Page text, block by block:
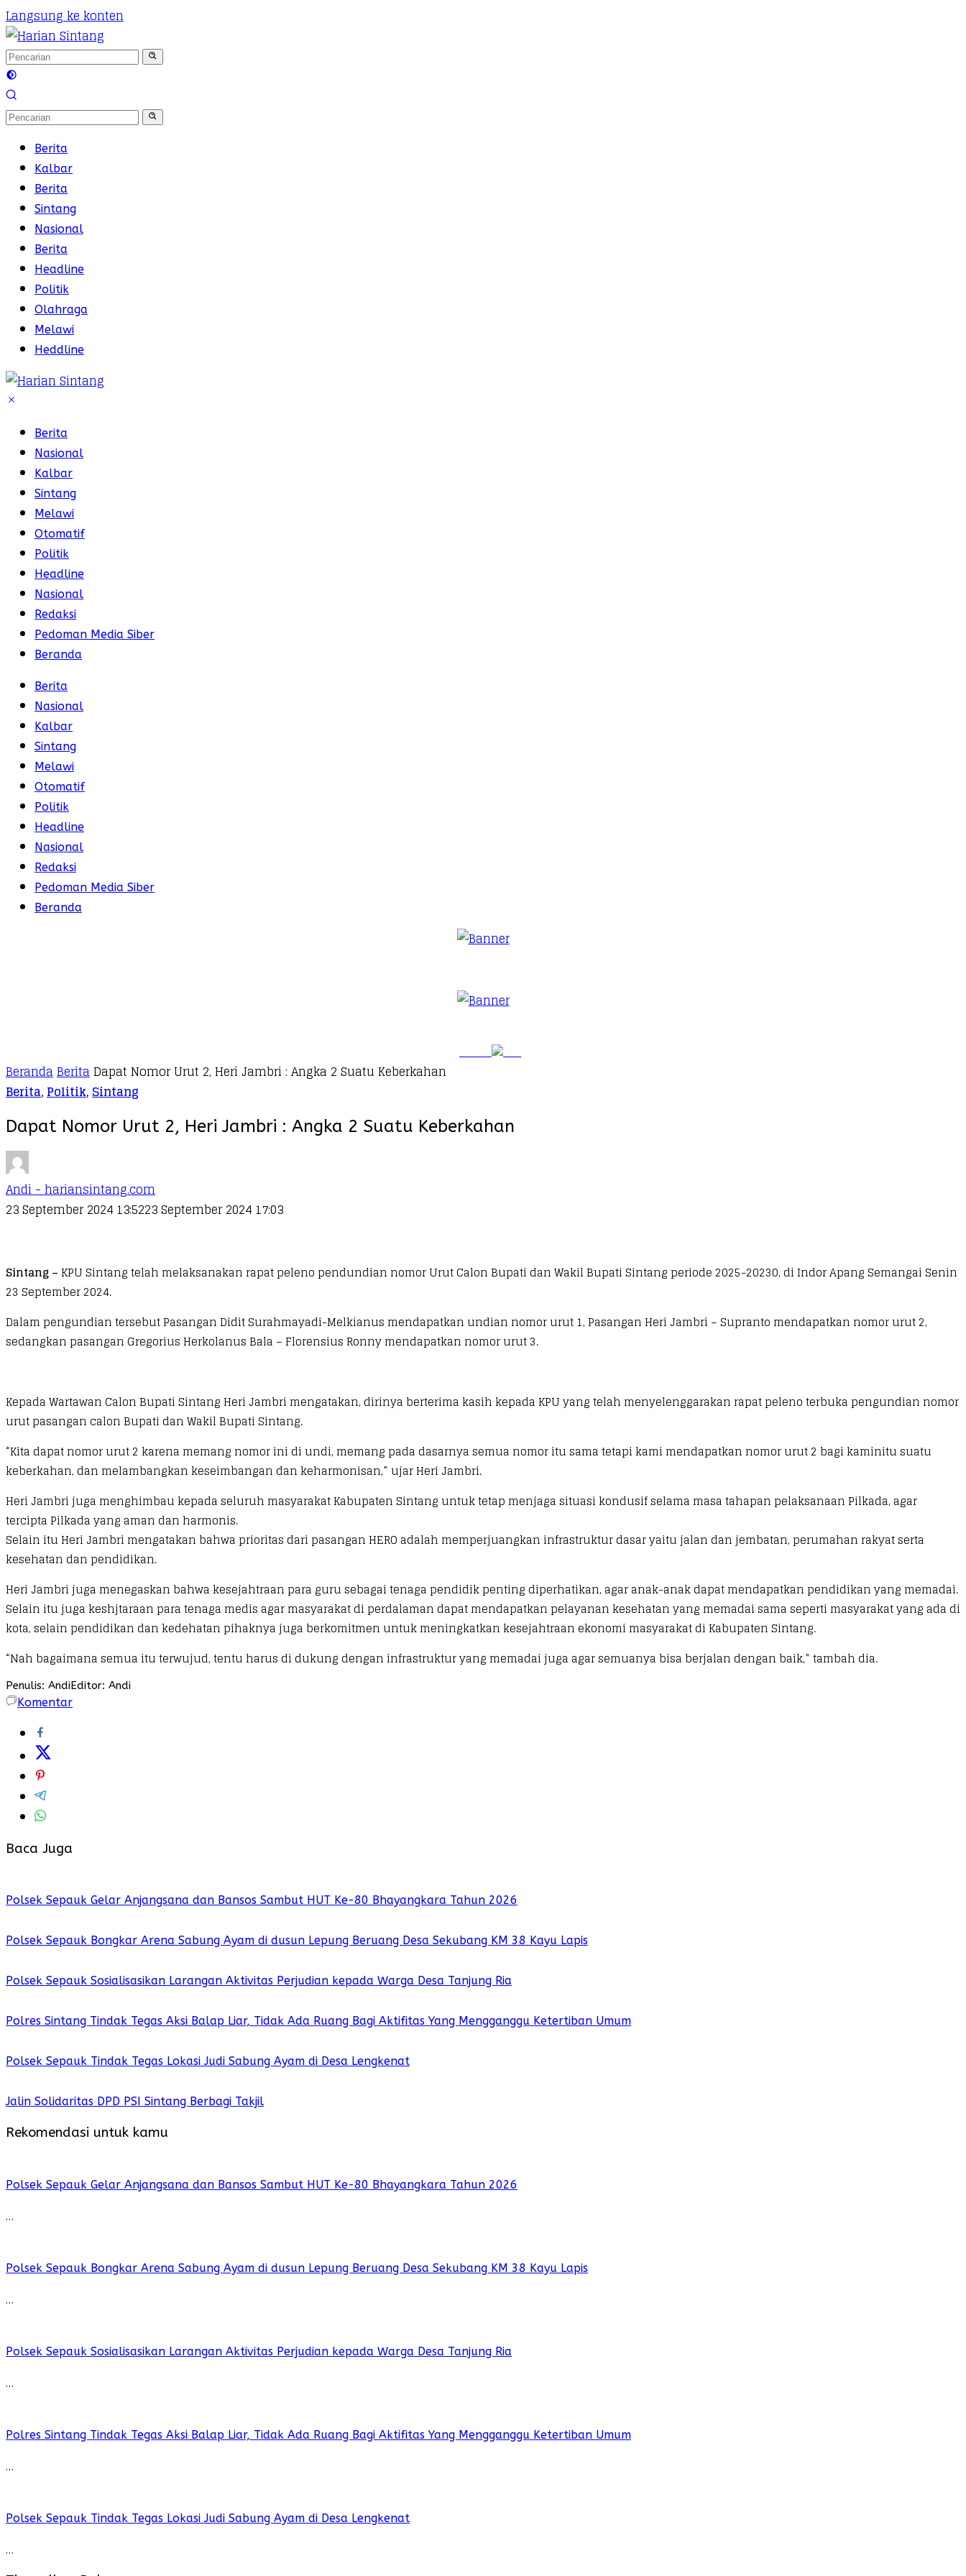
Langsung ke konten
Berita
Kalbar
Berita
Sintang
Nasional
Berita
Headline
Politik
Olahraga
Melawi
Heddline
Berita
Nasional
Kalbar
Sintang
Melawi
Otomatif
Politik
Headline
Nasional
Redaksi
Pedoman Media Siber
Beranda
Berita
Nasional
Kalbar
Sintang
Melawi
Otomatif
Politik
Headline
Nasional
Redaksi
Pedoman Media Siber
Beranda
BerandaBeritaDapat Nomor Urut 2, Heri Jambri : Angka 2 Suatu Keberkahan
Berita,Politik,Sintang
Dapat Nomor Urut 2, Heri Jambri : Angka 2 Suatu Keberkahan
Andi - hariansintang.com
23 September 2024 13:5223 September 2024 17:03
Sintang – KPU Sintang telah melaksanakan rapat peleno pendundian nomor Urut Calon Bupati dan Wakil Bupati Sintang periode 2025-20230, di Indor Apang Semangai Senin
23 September 2024.
Dalam pengundian tersebut Pasangan Didit Surahmayadi-Melkianus mendapatkan undian nomor urut 1, Pasangan Heri Jambri – Supranto mendapatkan nomor urut 2,
sedangkan pasangan Gregorius Herkolanus Bala – Florensius Ronny mendapatkan nomor urut 3.
Kepada Wartawan Calon Bupati Sintang Heri Jambri mengatakan, dirinya berterima kasih kepada KPU yang telah menyelenggarakan rapat peleno terbuka pengundian nomor
urut pasangan calon Bupati dan Wakil Bupati Sintang.
“Kita dapat nomor urut 2 karena memang nomor ini di undi, memang pada dasarnya semua nomor itu sama tetapi kami mendapatkan nomor urut 2 bagi kaminitu suatu
keberkahan, dan melambangkan keseimbangan dan keharmonisan,” ujar Heri Jambri.
Heri Jambri juga menghimbau kepada seluruh masyarakat Kabupaten Sintang untuk tetap menjaga situasi kondusif selama masa tahapan pelaksanaan Pilkada, agar
tercipta Pilkada yang aman dan harmonis.
Selain itu Heri Jambri mengatakan bahwa prioritas dari pasangan HERO adalah memperjuangkan infrastruktur dasar yaitu jalan dan jembatan, perumahan rakyat serta
kesehatan dan pendidikan.
Heri Jambri juga menegaskan bahwa kesejahtraan para guru sebagai tenaga pendidik penting diperhatikan, agar anak-anak dapat mendapatkan pendidikan yang memadai.
Selain itu juga keshjtaraan para tenaga medis agar masyarakat di perdalaman dapat mendapatkan pelayanan kesehatan yang memadai sama seperti masyarakat yang ada di
kota, selain pendidikan dan kedehatan pihaknya juga berkomitmen untuk meningkatkan kesejahtraan ekonomi masyarakat di Kabupaten Sintang.
“Nah bagaimana semua itu terwujud, tentu harus di dukung dengan infrastruktur yang memadai juga agar semuanya bisa berjalan dengan baik,” tambah dia.
Penulis: AndiEditor: Andi
Komentar
Baca Juga
Polsek Sepauk Gelar Anjangsana dan Bansos Sambut HUT Ke-80 Bhayangkara Tahun 2026
Polsek Sepauk Bongkar Arena Sabung Ayam di dusun Lepung Beruang Desa Sekubang KM 38 Kayu Lapis
Polsek Sepauk Sosialisasikan Larangan Aktivitas Perjudian kepada Warga Desa Tanjung Ria
Polres Sintang Tindak Tegas Aksi Balap Liar, Tidak Ada Ruang Bagi Aktifitas Yang Mengganggu Ketertiban Umum
Polsek Sepauk Tindak Tegas Lokasi Judi Sabung Ayam di Desa Lengkenat
Jalin Solidaritas DPD PSI Sintang Berbagi Takjil
Rekomendasi untuk kamu
Polsek Sepauk Gelar Anjangsana dan Bansos Sambut HUT Ke-80 Bhayangkara Tahun 2026
…
Polsek Sepauk Bongkar Arena Sabung Ayam di dusun Lepung Beruang Desa Sekubang KM 38 Kayu Lapis
…
Polsek Sepauk Sosialisasikan Larangan Aktivitas Perjudian kepada Warga Desa Tanjung Ria
…
Polres Sintang Tindak Tegas Aksi Balap Liar, Tidak Ada Ruang Bagi Aktifitas Yang Mengganggu Ketertiban Umum
…
Polsek Sepauk Tindak Tegas Lokasi Judi Sabung Ayam di Desa Lengkenat
…